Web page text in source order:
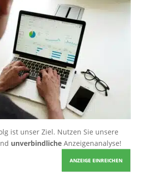
ist unser Ziel. Nutzen Sie unsere
unverbindlicheAnzeigenanalyse!
ANZEIGE EINREICHEN